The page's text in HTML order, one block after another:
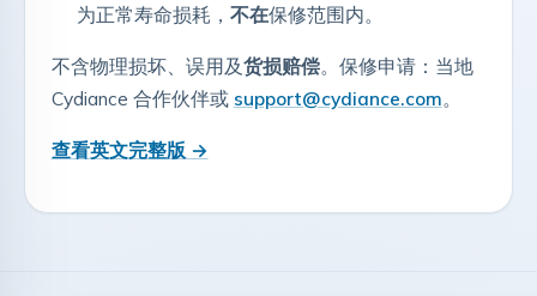
为正常寿命损耗，不在保修范围内。
不含物理损坏、误用及货损赔偿。保修申请：当地
Cydiance 合作伙伴或 support@cydiance.com。
查看英文完整版 →